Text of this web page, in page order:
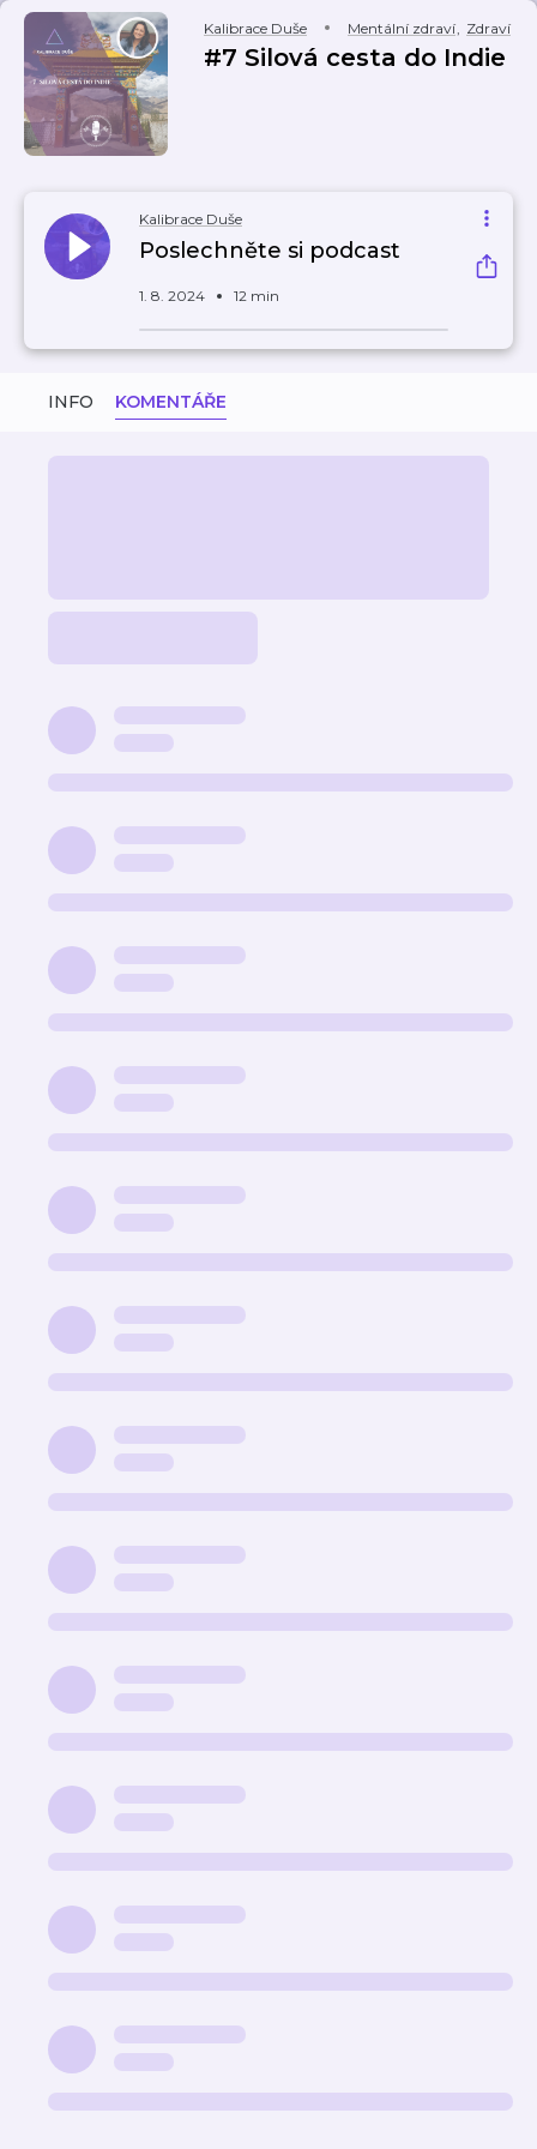
Kalibrace Duše Mentální zdraví, Zdraví
#7 Silová cesta do Indie
Kalibrace Duše
Poslechněte si podcast
1. 8. 2024 12 min
INFO KOMENTÁŘE